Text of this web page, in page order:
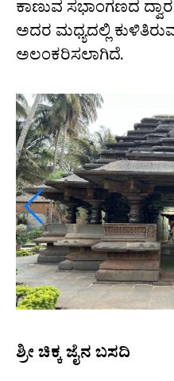
ಕಾಣುವ ಸಭಾಂಗಣದ
ಅದರ ಮಧ್ಯದಲ್ಲಿ
ಅಲಂಕರಿಸಲಾಗಿದೆ.
ಶ್ರೀ ಚಿಕ್ಕ ಜೈನ ಬಸದಿ